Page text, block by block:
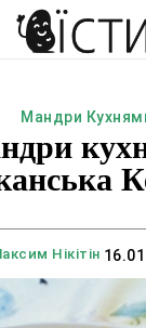
Мандри
Нікітін